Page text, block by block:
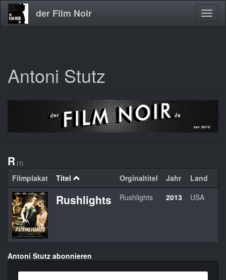
Direkt
zum
der Film Noir
Antoni Stutz
R (1)
Filmplakat Titel Orginaltitel Jahr Land
Rushlights Rushlights 2013 USA
Antoni Stutz abonnieren